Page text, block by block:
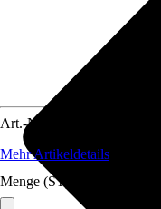
Art.-Nr.
Mehr Artikeldetails
Menge (ST)